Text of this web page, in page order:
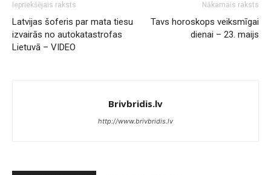
Iepriekšējais raksts
Latvijas šoferis par mata tiesu
izvairās no autokatastrofas
Lietuvā – VIDEO
Nākamais raksts
Tavs horoskops veiksmīgai
dienai – 23. maijs
Brivbridis.lv
http://www.brivbridis.lv